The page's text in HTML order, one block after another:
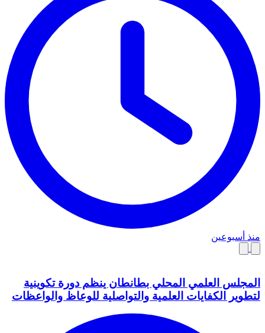
منذ أسبوعين
المجلس العلمي المحلي بطانطان ينظم دورة تكوينية
لتطوير الكفايات العلمية والتواصلية للوعاظ والواعظات